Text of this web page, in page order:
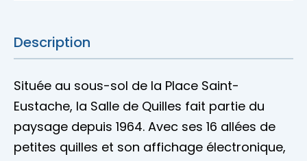
Description
Située au sous-sol de la Place Saint-
Eustache, la Salle de Quilles fait partie du
paysage depuis 1964. Avec ses 16 allées de
petites quilles et son affichage électronique,